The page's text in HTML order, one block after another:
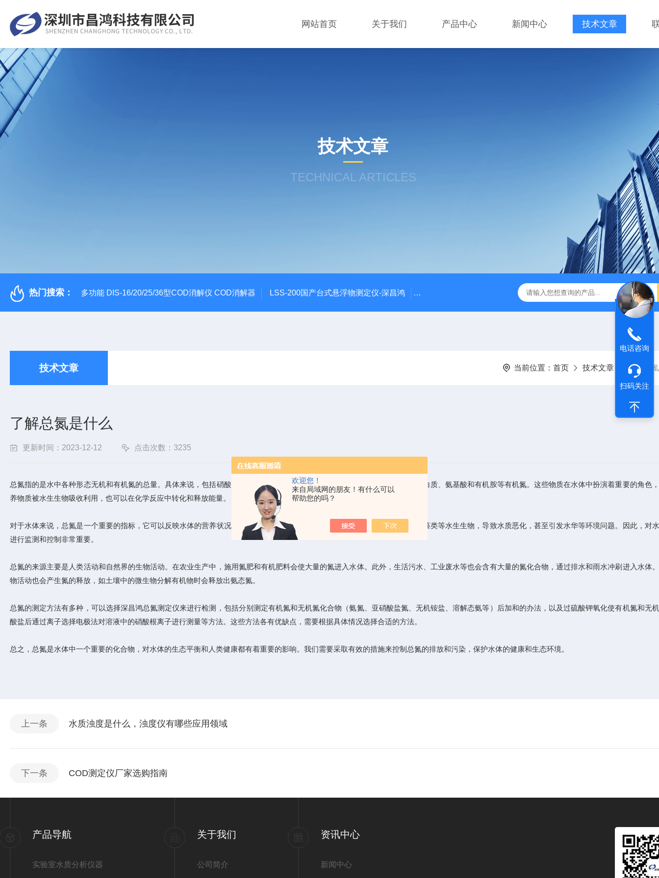
欢迎您！
来自局域网的朋友！有什么可以
帮助您的吗？
网站首页 关于我们 产品中心 新闻中心 技术文章
技术文章
TECHNICAL ARTICLES
热门搜索： 多功能 DIS-16/20/25/36型COD消解仪 COD消解器 LSS-200国产台式悬浮物测定仪-深昌鸿 QCOD-3E型深昌鸿 实用型COD测定仪 CHCM-101型CODMn测
技术文章 当前位置： 首页 技术文章 了解总
了解总氮是什么
更新时间：2023-12-12 点击次数：3235
总氮指的是水中各种形态无机和有机氮的总量。具体来说，包括硝酸盐氮、亚硝酸盐氮、无机铵盐、溶解态氨等无机氮，以及蛋白质、氨基酸和有机胺等有机氮。这些物质在水体中扮演着重要的角色
养物质被水生生物吸收利用，也可以在化学反应中转化和释放能量。
对于水体来说，总氮是一个重要的指标，它可以反映水体的营养状况和生态系统的健康程度。当总氮含量过高时，水体容易滋生藻类等水生生物，导致水质恶化，甚至引发水华等环境问题。因此，对
进行监测和控制非常重要。
总氮的来源主要是人类活动和自然界的生物活动。在农业生产中，施用氮肥和有机肥料会使大量的氮进入水体。此外，生活污水、工业废水等也会含有大量的氮化合物，通过排水和雨水冲刷进入水体
物活动也会产生氮的释放，如土壤中的微生物分解有机物时会释放出氨态氮。
总氮的测定方法有多种，可以选择深昌鸿总氮测定仪来进行检测，包括分别测定有机氮和无机氮化合物（氨氮、亚硝酸盐氮、无机铵盐、溶解态氨等）后加和的办法，以及过硫酸钾氧化使有机氮和无
酸盐后通过离子选择电极法对溶液中的硝酸根离子进行测量等方法。这些方法各有优缺点，需要根据具体情况选择合适的方法。
总之，总氮是水体中一个重要的化合物，对水体的生态平衡和人类健康都有着重要的影响。我们需要采取有效的措施来控制总氮的排放和污染，保护水体的健康和生态环境。
上一条 水质浊度是什么，浊度仪有哪些应用领域
下一条 COD测定仪厂家选购指南
产品导航
实验室水质分析仪器
关于我们
公司简介
资讯中心
新闻中心
电话咨询
扫码关注